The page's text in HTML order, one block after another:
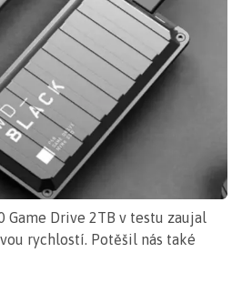
Game Drive 2TB v testu zaujal
rychlostí. Potěšil nás také